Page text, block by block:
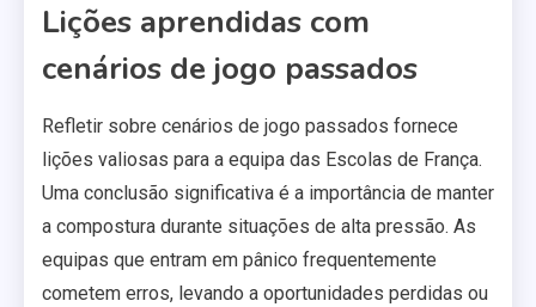
Lições aprendidas com
cenários de jogo passados
Refletir sobre cenários de jogo passados fornece
lições valiosas para a equipa das Escolas de França.
Uma conclusão significativa é a importância de manter
a compostura durante situações de alta pressão. As
equipas que entram em pânico frequentemente
cometem erros, levando a oportunidades perdidas ou